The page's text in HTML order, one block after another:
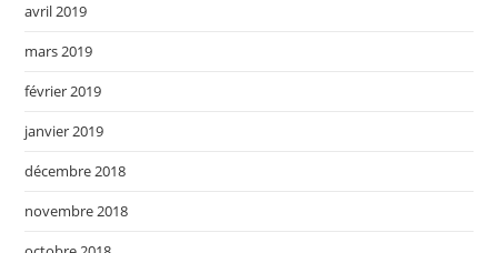
avril 2019
mars 2019
février 2019
janvier 2019
décembre 2018
novembre 2018